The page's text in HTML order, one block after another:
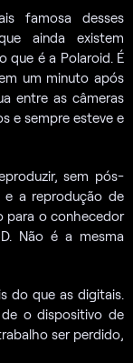
famosa desses
ainda existem
que é a Polaroid. É
um minuto após
entre as câmeras
e sempre esteve e
sem pós-
e a reprodução de
para o conhecedor
Não é a mesma
do que as digitais.
o dispositivo de
ser perdido,